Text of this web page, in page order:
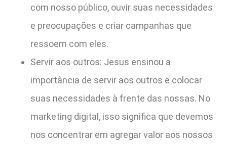
com nosso público, ouvir suas necessidades
e preocupações e criar campanhas que
ressoem com eles.
Servir aos outros: Jesus ensinou a
importância de servir aos outros e colocar
suas necessidades à frente das nossas. No
marketing digital, isso significa que devemos
nos concentrar em agregar valor aos nossos